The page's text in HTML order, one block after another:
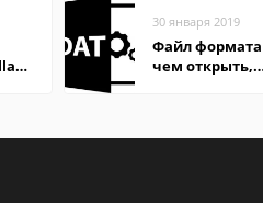
30 января 2019
Файл формата
чем открыть,